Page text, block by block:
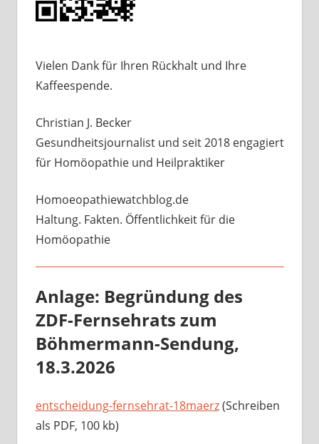
Vielen Dank für Ihren Rückhalt und Ihre
Kaffeespende.
Christian J. Becker
Gesundheitsjournalist und seit 2018 engagiert
für Homöopathie und Heilpraktiker
Homoeopathiewatchblog.de
Haltung. Fakten. Öffentlichkeit für die
Homöopathie
Anlage: Begründung des
ZDF-Fernsehrats zum
Böhmermann-Sendung,
18.3.2026
entscheidung-fernsehrat-18maerz(Schreiben
als PDF, 100 kb)